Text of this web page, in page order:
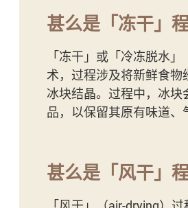
甚么是「冻干」程
「冻干」或「冷冻脱水
术，过程涉及将新鲜食
冰块结晶。过程中，冰
品，以保留其原有味道、
甚么是「风干」